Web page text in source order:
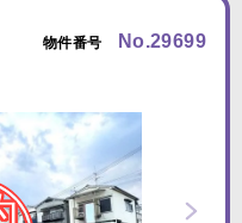
物件番号 No.29699